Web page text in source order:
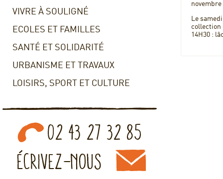
VIVRE À SOULIGNÉ
ECOLES ET FAMILLES
SANTÉ ET SOLIDARITÉ
URBANISME ET TRAVAUX
LOISIRS, SPORT ET CULTURE
novembre
Le
collection
14H30 :